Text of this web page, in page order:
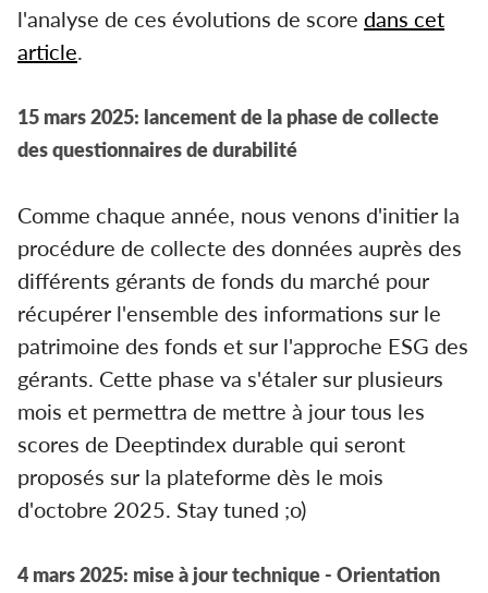
l'analyse de ces évolutions de score dans cet
article.
15 mars 2025: lancement de la phase de collecte
des questionnaires de durabilité
Comme chaque année, nous venons d'initier la
procédure de collecte des données auprès des
différents gérants de fonds du marché pour
récupérer l'ensemble des informations sur le
patrimoine des fonds et sur l'approche ESG des
gérants. Cette phase va s'étaler sur plusieurs
mois et permettra de mettre à jour tous les
scores de Deeptindex durable qui seront
proposés sur la plateforme dès le mois
d'octobre 2025. Stay tuned ;o)
4 mars 2025: mise à jour technique - Orientation